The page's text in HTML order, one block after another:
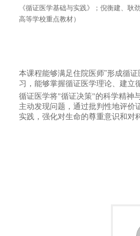
《循证医学基础与实践》；倪衡建、
高等学校重点教材）
本课程能够满足住院医师"形成循
习，能够掌握循证医学理论、建立
循证医学将"循证决策"的科学精神
主动发现问题，通过批判性地评价
实践，强化对生命的尊重意识和对